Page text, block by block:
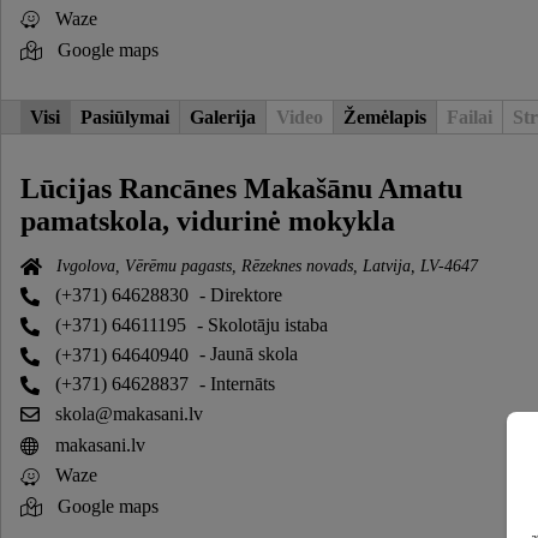
Waze
Google maps
Visi Pasiūlymai Galerija Video Žemėlapis Failai
Lūcijas Rancānes Makašānu Amatu
pamatskola, vidurinė mokykla
Ivgolova, Vērēmu pagasts, Rēzeknes novads, Latvija, LV-4647
(+371) 64628830 - Direktore
(+371) 64611195 - Skolotāju istaba
(+371) 64640940 - Jaunā skola
(+371) 64628837 - Internāts
skola@makasani.lv
makasani.lv
Waze
Google maps